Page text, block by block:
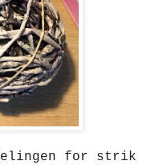
for strik